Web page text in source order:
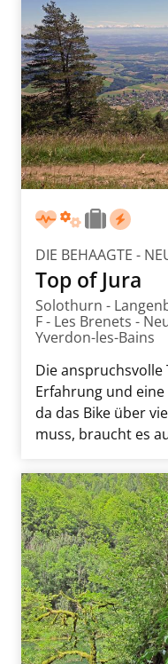
DIE BEHAAGTE -
Top of Jura
Solothurn -
F - Les Brenets -
Yverdon-les-Bains
Die
Erfahrung und
da das Bike über
muss, braucht es